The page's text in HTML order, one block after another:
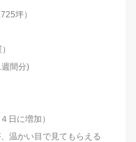
坪）
間分)
日に増加）
温かい目で見てもらえる